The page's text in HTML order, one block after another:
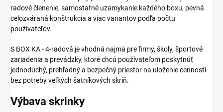
radové členenie, samostatné uzamykanie každého boxu, pevná
celozváraná konštrukcia a viac variantov podľa počtu
používateľov.
S BOX KA - 4-radová je vhodná najmä pre firmy, školy, športové
zariadenia a prevádzky, ktoré chcú používateľom poskytnúť
jednoduchý, prehľadný a bezpečný priestor na uloženie cenností
bez potreby veľkých šatníkových skríň.
Výbava skrinky